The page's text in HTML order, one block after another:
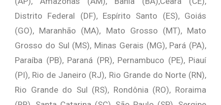
Distrito Federal (DF), Espírito Santo (ES), Goiás
(GO), Maranhão (MA), Mato Grosso (MT), Mato
Grosso do Sul (MS), Minas Gerais (MG), Pará (PA),
Paraíba (PB), Paraná (PR), Pernambuco (PE), Piauí
(PI), Rio de Janeiro (RJ), Rio Grande do Norte (RN),
Rio Grande do Sul (RS), Rondônia (RO), Roraima